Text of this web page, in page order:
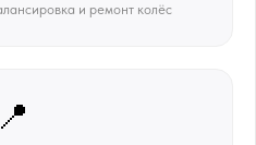
и ремонт колёс
📍